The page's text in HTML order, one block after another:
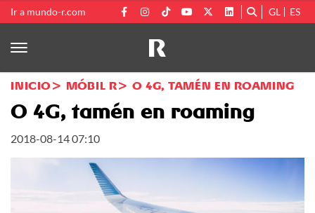
Ir a mundo-r.com GL ES
INICIO MÓBIL R O 4G, TAMÉN EN ROAMING
O 4G, tamén en roaming
2018-08-14 07:10